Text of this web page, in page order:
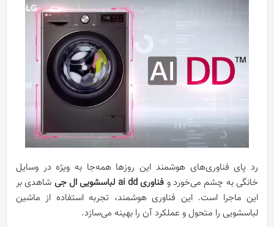
رد پای فناوری‌های هوشمند این روزها همه‌جا به ویژه در وسایل
خانگی به چشم می‌خورد و فناوری ai dd لباسشویی ال جی
شاهدی بر
این ماجرا است. این فناوری هوشمند، تجربه استفاده از ماشین
لباسشویی را متحول و عملکرد آن را بهینه می‌سازد.